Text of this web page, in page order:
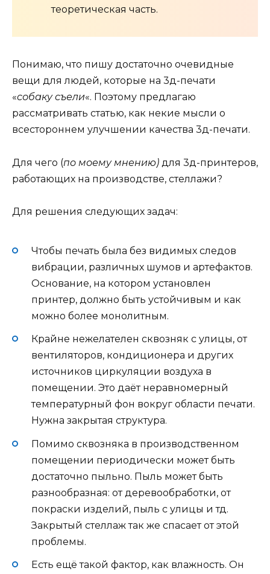
теоретическая часть.
Понимаю, что пишу достаточно очевидные
вещи для людей, которые на 3д-печати
«собаку съели«. Поэтому предлагаю
рассматривать статью, как некие мысли о
всестороннем улучшении качества 3д-печати.
Для чего (по моему мнению) для 3д-принтеров,
работающих на производстве, стеллажи?
Для решения следующих задач:
Чтобы печать была без видимых следов
вибрации, различных шумов и артефактов.
Основание, на котором установлен
принтер, должно быть устойчивым и как
можно более монолитным.
Крайне нежелателен сквозняк с улицы, от
вентиляторов, кондиционера и других
источников циркуляции воздуха в
помещении. Это даёт неравномерный
температурный фон вокруг области печати.
Нужна закрытая структура.
Помимо сквозняка в производственном
помещении периодически может быть
достаточно пыльно. Пыль может быть
разнообразная: от деревообработки, от
покраски изделий, пыль с улицы и тд.
Закрытый стеллаж так же спасает от этой
проблемы.
Есть ещё такой фактор, как влажность. Он